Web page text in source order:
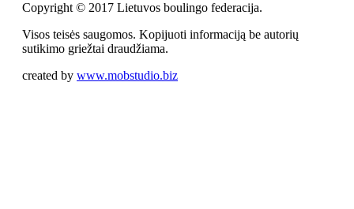
Copyright © 2017 Lietuvos boulingo federacija.
Visos teisės saugomos. Kopijuoti informaciją be autorių
sutikimo griežtai draudžiama.
created by www.mobstudio.biz